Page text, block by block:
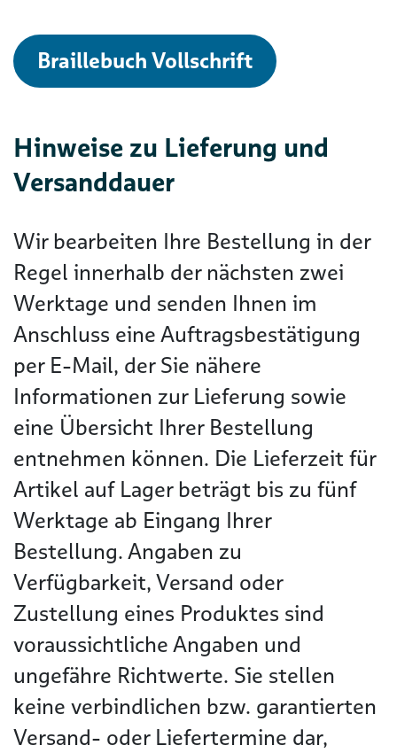
Braillebuch Vollschrift
Hinweise zu Lieferung und
Versanddauer
Wir bearbeiten Ihre Bestellung in der
Regel innerhalb der nächsten zwei
Werktage und senden Ihnen im
Anschluss eine Auftragsbestätigung
per E-Mail, der Sie nähere
Informationen zur Lieferung sowie
eine Übersicht Ihrer Bestellung
entnehmen können. Die Lieferzeit für
Artikel auf Lager beträgt bis zu fünf
Werktage ab Eingang Ihrer
Bestellung. Angaben zu
Verfügbarkeit, Versand oder
Zustellung eines Produktes sind
voraussichtliche Angaben und
ungefähre Richtwerte. Sie stellen
keine verbindlichen bzw. garantierten
Versand- oder Liefertermine dar,